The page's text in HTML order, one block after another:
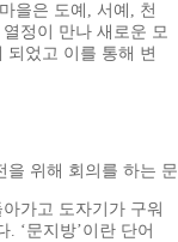
을은 도예, 서예, 천
정이 만나 새로운 모
되었고 이를 통해 변
위해 회의를 하는
가고 도자기가 구워
‘문지방’이란 단어